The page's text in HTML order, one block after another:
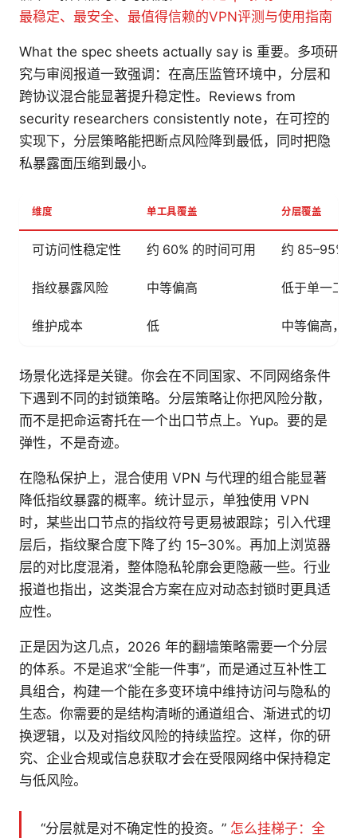
最稳定、最安全、最值得信赖的VPN评测与使用指南
What the spec sheets actually say is 重要。多项研
究与审阅报道一致强调：在高压监管环境中，分层和
跨协议混合能显著提升稳定性。Reviews from
security researchers consistently note，在可控的
实现下，分层策略能把断点风险降到最低，同时把隐
私暴露面压缩到最小。
维度 单工具覆盖 分层覆盖
可访问性稳定性 约 60% 的时间可用 约 85–95%
指纹暴露风险 中等偏高 低于单一工
维护成本 低 中等偏高，
场景化选择是关键。你会在不同国家、不同网络条件
下遇到不同的封锁策略。分层策略让你把风险分散，
而不是把命运寄托在一个出口节点上。Yup。要的是
弹性，不是奇迹。
在隐私保护上，混合使用 VPN 与代理的组合能显著
降低指纹暴露的概率。统计显示，单独使用 VPN
时，某些出口节点的指纹符号更易被跟踪；引入代理
层后，指纹聚合度下降了约 15–30%。再加上浏览器
层的对比度混淆，整体隐私轮廓会更隐蔽一些。行业
报道也指出，这类混合方案在应对动态封锁时更具适
应性。
正是因为这几点，2026 年的翻墙策略需要一个分层
的体系。不是追求“全能一件事”，而是通过互补性工
具组合，构建一个能在多变环境中维持访问与隐私的
生态。你需要的是结构清晰的通道组合、渐进式的切
换逻辑，以及对指纹风险的持续监控。这样，你的研
究、企业合规或信息获取才会在受限网络中保持稳定
与低风险。
“分层就是对不确定性的投资。” 怎么挂梯子：全